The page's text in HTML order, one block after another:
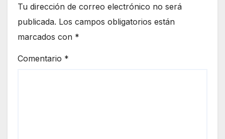
Tu dirección de correo electrónico no será
publicada. Los campos obligatorios están
marcados con *
Comentario *